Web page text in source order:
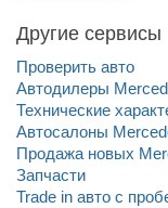
Другие сервисы
Проверить авто
Автодилеры
Технические
Автосалоны
Продажа новых
Запчасти
Trade in авто c